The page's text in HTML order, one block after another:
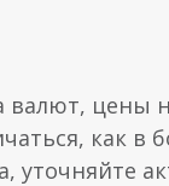
валют, цены
как в
уточняйте